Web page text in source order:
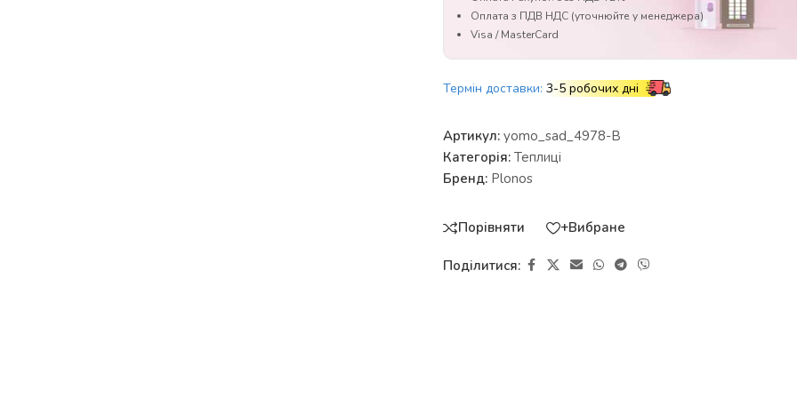
Оплата з ПДВ НДС (уточнюйте у менеджера)
Visa / MasterCard
Термін доставки: 3-5 робочих дні
Артикул: yomo_sad_4978-B
Категорія: Теплиці
Бренд: Plonos
Порівняти +Вибране
Поділитися: